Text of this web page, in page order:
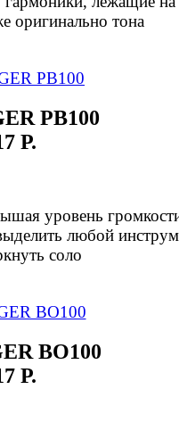
оригинально тона
PB100
Р.
уровень
любой
соло
BO100
Р.